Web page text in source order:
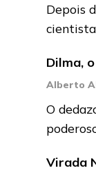
Depois
Dilma,
Alberto
O
Virada